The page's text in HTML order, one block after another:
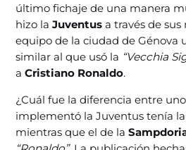
último fichaje de una manera
hizo laJuventus a través de sus
equipo de la ciudad de Génova
similar al que usó la “Vecchia
aCristiano Ronaldo.
¿Cuál fue la diferencia entre
implementó la Juventus tenía
mientras que el de la